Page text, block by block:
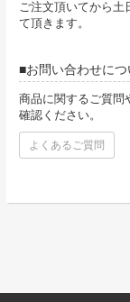
ご注文頂いてから
て頂きます。
お問い合わせにつ
商品に関するご質問
確認ください。
よくあるご質問